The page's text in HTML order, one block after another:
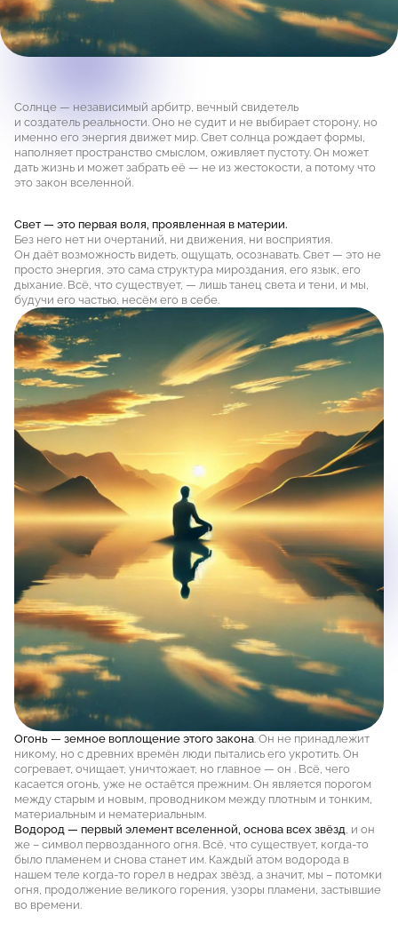
Солнце — независимый арбитр, вечный свидетель
и создатель реальности. Оно не судит и не выбирает сторону, но
именно его энергия движет мир. Свет солнца рождает формы,
наполняет пространство смыслом, оживляет пустоту. Он может
дать жизнь и может забрать её — не из жестокости, а потому что
это закон вселенной.
Свет — это первая воля, проявленная в материи.
Без него нет ни очертаний, ни движения, ни восприятия.
Он даёт возможность видеть, ощущать, осознавать. Свет — это не
просто энергия, это сама структура мироздания, его язык, его
дыхание. Всё, что существует, — лишь танец света и тени, и мы,
будучи его частью, несём его в себе.
Огонь — земное воплощение этого закона. Он не принадлежит
никому, но с древних времён люди пытались его укротить. Он
согревает, очищает, уничтожает, но главное — он . Всё, чего
касается огонь, уже не остаётся прежним. Он является порогом
между старым и новым, проводником между плотным и тонким,
материальным и нематериальным.
Водород — первый элемент вселенной, основа всех звёзд, и он
же – символ первозданного огня. Всё, что существует, когда-то
было пламенем и снова станет им. Каждый атом водорода в
нашем теле когда-то горел в недрах звёзд, а значит, мы – потомки
огня, продолжение великого горения, узоры пламени, застывшие
во времени.